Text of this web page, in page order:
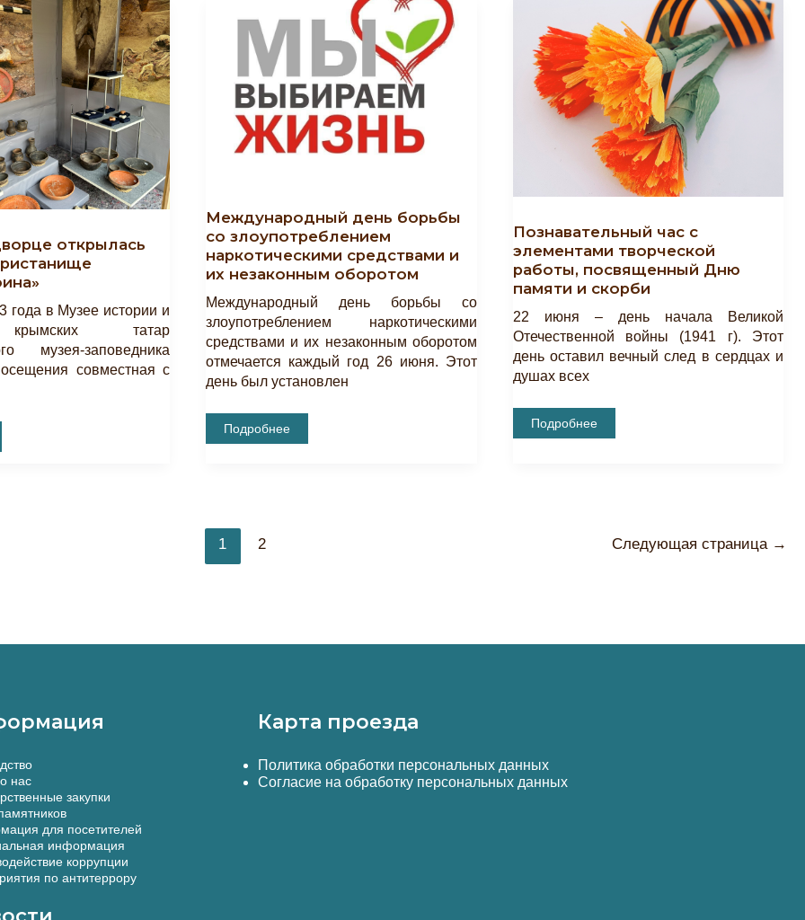
открылась
года в Музее истории и
татар
музея-заповедника
совместная с
Международный день борьбы
со злоупотреблением
наркотическими средствами и
их незаконным оборотом
Международный день борьбы со
злоупотреблением наркотическими
средствами и их незаконным оборотом
отмечается каждый год 26 июня. Этот
день был установлен
Международный
День
Их
Незаконным
Оборотом
Подробнее
Познавательный час с
элементами творческой
работы, посвященный Дню
памяти и скорби
22 июня – день начала Великой
Отечественной войны (1941 г). Этот
день оставил вечный след в сердцах и
душах всех
Познавательный
Час
Подробнее
1 2 Следующая страница →
нас
закупки
для посетителей
информация
коррупции
по антитеррору
Карта проезда
Политика обработки персональных данных
Согласие на обработку персональных данных